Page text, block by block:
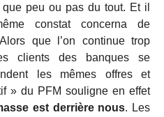
peu ou pas du tout. Et il
constat concerna de
que l’on continue trop
clients des banques se
les mêmes offres et
» du PFM souligne en effet
est derrière nous. Les